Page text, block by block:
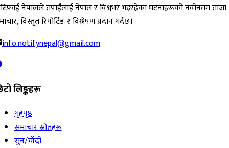
नेपालले तपाईंलाई नेपाल र विश्वभर भइरहेका घटनाहरूको नवीनतम ताजा
विस्तृत रिपोर्टिङ र विश्लेषण प्रदान गर्दछ।
info.notifynepal@gmail.com
लिङ्कहरू
गृहपृष्ठ
समाचार स्रोतहरू
सुन/चाँदी